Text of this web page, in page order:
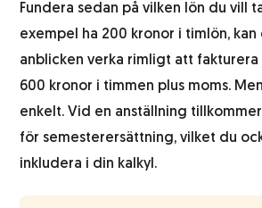
Fundera sedan på vilken lön du vill
exempel ha 200 kronor i timlön,
anblicken verka rimligt att fakturera
600 kronor i timmen plus moms.
enkelt. Vid en anställning tillkommer
för semesterersättning, vilket du
inkludera i din kalkyl.